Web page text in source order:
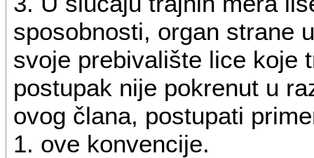
sposobnosti, organ strane
svoje prebivalište lice koje
postupak nije pokrenut u
ovog člana, postupati
1. ove konvencije.